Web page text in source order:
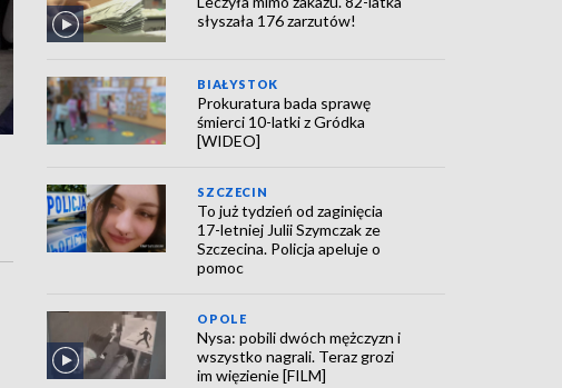
słyszała 176 zarzutów!
BIAŁYSTOK
Prokuratura bada sprawę
śmierci 10-latki z Gródka
[WIDEO]
SZCZECIN
To już tydzień od zaginięcia
17-letniej Julii Szymczak ze
Szczecina. Policja apeluje o
pomoc
OPOLE
Nysa: pobili dwóch mężczyzn i
wszystko nagrali. Teraz grozi
im więzienie [FILM]